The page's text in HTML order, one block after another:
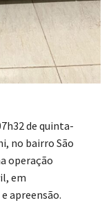
de quinta-
no bairro São
operação
em
apreensão.